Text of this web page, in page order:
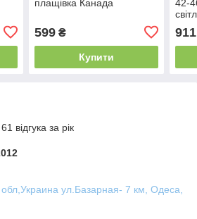
плащівка Канада
599₴
Купити
42-
911
відгука за рік
ул.Базарная- 7 км, Одеса,